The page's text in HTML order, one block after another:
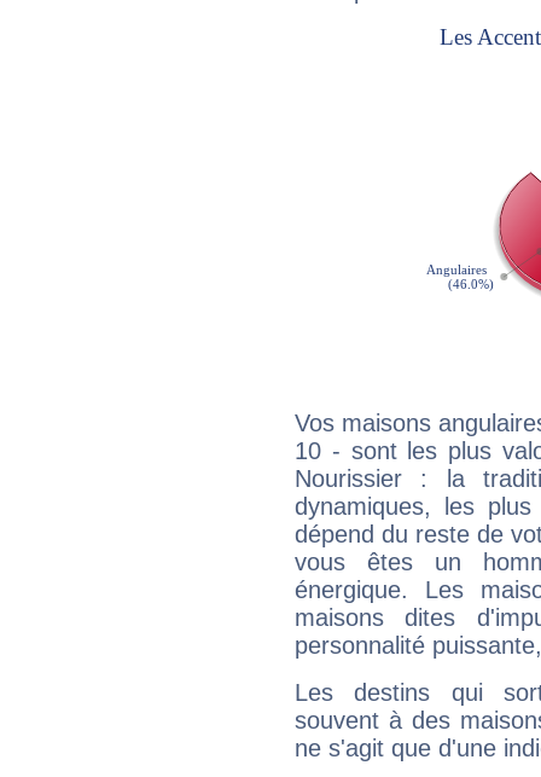
Vos maisons
10 - sont les plus
Nourissier : la
dynamiques, les
dépend du reste de
vous êtes un
énergique. Les
maisons dites
personnalité
Les destins qui
souvent à des
ne s'agit que d'une